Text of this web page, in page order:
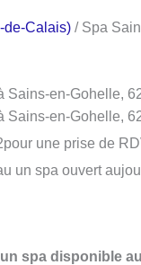
de-Calais) / Spa
Sains-en-Gohelle,
Sains-en-Gohelle,
une prise de
un spa ouvert
spa disponible